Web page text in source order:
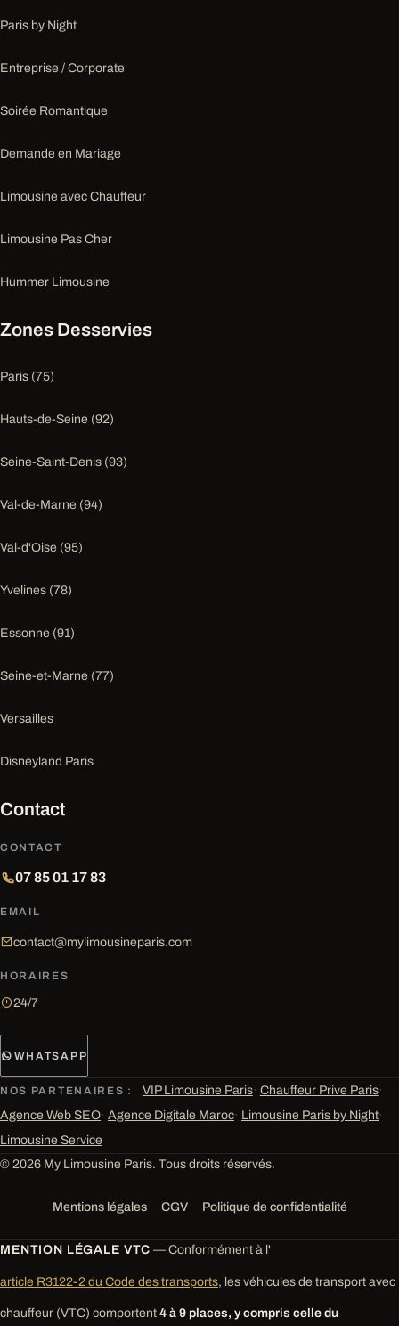
Paris by Night
Entreprise / Corporate
Soirée Romantique
Demande en Mariage
Limousine avec Chauffeur
Limousine Pas Cher
Hummer Limousine
Zones Desservies
Paris (75)
Hauts-de-Seine (92)
Seine-Saint-Denis (93)
Val-de-Marne (94)
Val-d'Oise (95)
Yvelines (78)
Essonne (91)
Seine-et-Marne (77)
Versailles
Disneyland Paris
Contact
CONTACT
07 85 01 17 83
EMAIL
contact@mylimousineparis.com
HORAIRES
24/7
WHATSAPP
NOS PARTENAIRES : VIP Limousine Paris· Chauffeur Prive Paris·
Agence Web SEO· Agence Digitale Maroc· Limousine Paris by Night·
Limousine Service
© 2026 My Limousine Paris. Tous droits réservés.
Mentions légales CGV Politique de confidentialité
MENTION LÉGALE VTC — Conformément à l'
article R3122-2 du Code des transports, les véhicules de transport avec
chauffeur (VTC) comportent 4 à 9 places, y compris celle du